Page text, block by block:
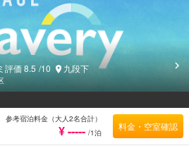
評価8.5 /10 九段下
参考宿泊料金（大人2名合計）
¥ ----- /1泊
料金・空室確認